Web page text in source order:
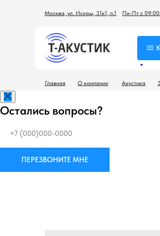
Главная О компании Акустика
Москва, ул. Искры, 31к1, п.1 Пн-Пт с
Остались вопросы?
ПЕРЕЗВОНИТЕ МНЕ